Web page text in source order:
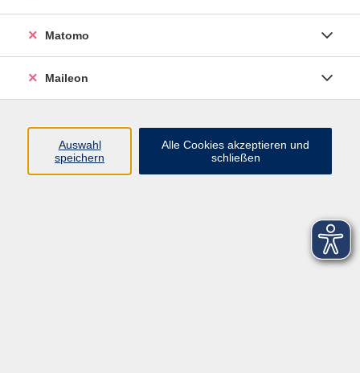
Gesundheitskarte
Datenschutzerklärung
Matomo
Maileon
Auswahl
speichern
Alle Cookies akzeptieren und
schließen